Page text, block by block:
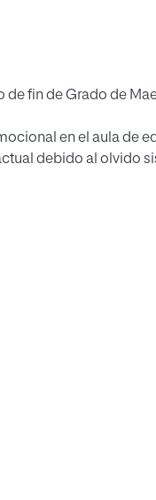
fin de Grado de
en el aula de
debido al olvido
de dicha
emocional
para
de la necesidad de
protector ante la